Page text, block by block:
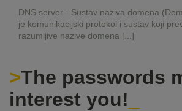
DNS server - Sustav naziva domena
je komunikacijski protokol i sustav koji
razumljive nazive domena [...]
The passwords
interest you!